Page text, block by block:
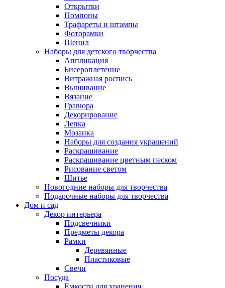
Открытки
Помпоны
Трафареты и штампы
Фоторамки
Шенил
Наборы для детского творчества
Аппликация
Бисероплетение
Витражная роспись
Вышивание
Вязание
Гравюра
Декорирование
Лепка
Мозаика
Наборы для создания украшений
Раскрашивание
Раскрашивание цветным песком
Рисование светом
Шитье
Новогодние наборы для творчества
Подарочные наборы для творчества
Дом и сад
Декор интерьера
Подсвечники
Предметы декора
Рамки
Деревянные
Пластиковые
Свечи
Посуда
Емкости для хранения